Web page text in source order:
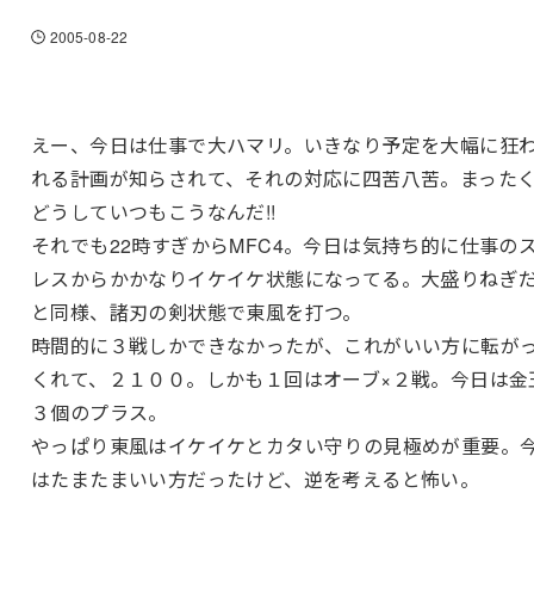
2005-08-22
えー、今日は仕事で大ハマリ。いきなり予定を大幅に狂
れる計画が知らされて、それの対応に四苦八苦。まった
どうしていつもこうなんだ!!
それでも22時すぎからMFC4。今日は気持ち的に仕事の
レスからかかなりイケイケ状態になってる。大盛りねぎ
と同様、諸刃の剣状態で東風を打つ。
時間的に３戦しかできなかったが、これがいい方に転が
くれて、２１００。しかも１回はオーブ×２戦。今日は金
３個のプラス。
やっぱり東風はイケイケとカタい守りの見極めが重要。
はたまたまいい方だったけど、逆を考えると怖い。